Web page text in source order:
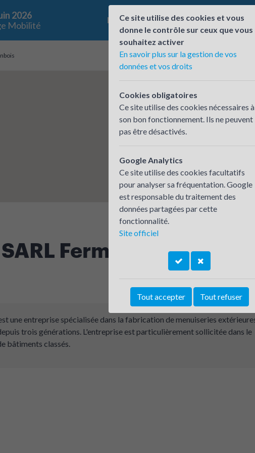
2026
Mobilité
Le challenge Qui participe ? Les
SARL Fermenbois
une entreprise spécialisée dans la fabrication de menuiseries
trois générations. L'entreprise est particulièrement sollicitée dans le
bâtiments classés.
Ce site utilise des cookies et vous
donne le contrôle sur ceux que vous
souhaitez activer
En savoir plus sur la gestion de vos
données et vos droits
Cookies obligatoires
Ce site utilise des cookies nécessaires à
son bon fonctionnement. Ils ne peuvent
pas être désactivés.
Google Analytics
Ce site utilise des cookies facultatifs
pour analyser sa fréquentation. Google
est responsable du traitement des
données partagées par cette
fonctionnalité.
Site officiel
Tout accepter Tout refuser